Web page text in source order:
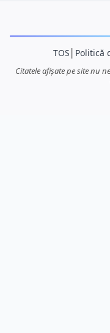
TOS Politică
Citatele afișate pe site nu